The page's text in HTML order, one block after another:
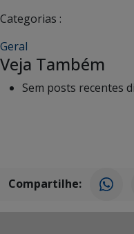
Categorias :
Geral
Veja Também
Sem posts recentes
Compartilhe: